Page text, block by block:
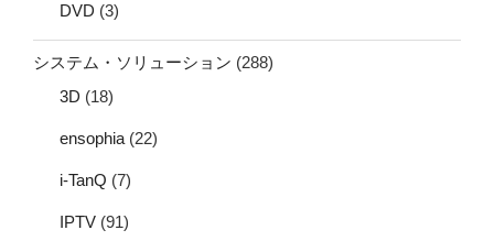
DVD (3)
システム・ソリューション (288)
3D (18)
ensophia (22)
i-TanQ (7)
IPTV (91)